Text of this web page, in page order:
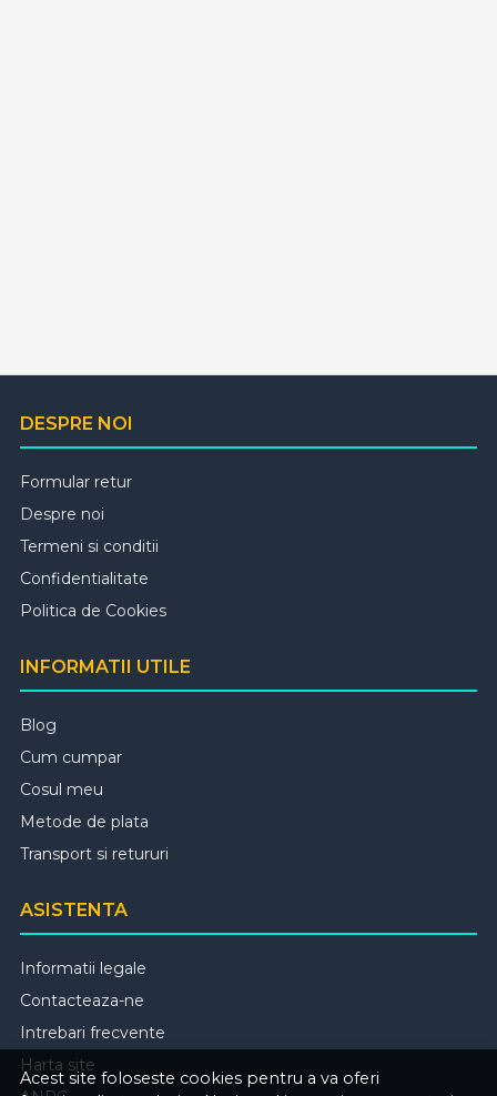
Acest site foloseste cookies pentru a va oferi
DESPRE NOI
Formular retur
Despre noi
Termeni si conditii
Confidentialitate
Politica de Cookies
INFORMATII UTILE
Blog
Cum cumpar
Cosul meu
Metode de plata
Transport si retururi
ASISTENTA
Informatii legale
Contacteaza-ne
Intrebari frecvente
Harta site